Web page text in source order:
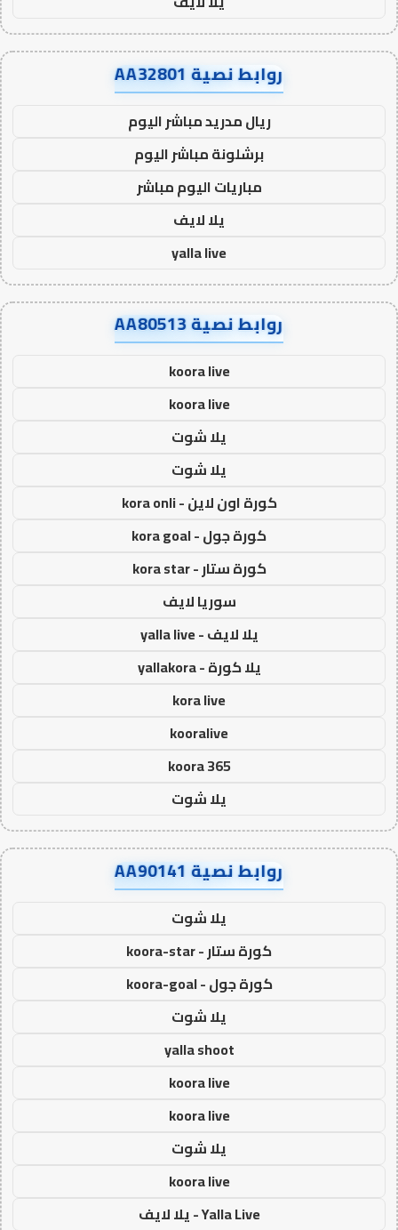
روابط نصية AA32801
ريال مدريد مباشر اليوم
برشلونة مباشر اليوم
مباريات اليوم مباشر
يلا لايف
yalla live
روابط نصية AA80513
koora live
koora live
يلا شوت
يلا شوت
كورة اون لاين - kora onli
كورة جول - kora goal
كورة ستار - kora star
سوريا لايف
يلا لايف - yalla live
يلا كورة - yallakora
kora live
kooralive
koora 365
يلا شوت
روابط نصية AA90141
يلا شوت
كورة ستار - koora-star
كورة جول - koora-goal
يلا شوت
yalla shoot
koora live
koora live
يلا شوت
koora live
Yalla Live - يلا لايف